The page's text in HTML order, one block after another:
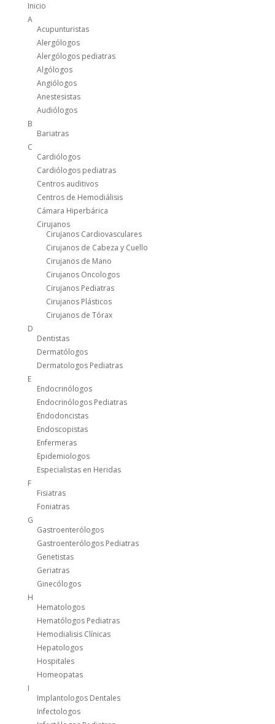
Inicio
A
Acupunturistas
Alergólogos
Alergólogos pediatras
Algólogos
Angiólogos
Anestesistas
Audiólogos
B
Bariatras
C
Cardiólogos
Cardiólogos pediatras
Centros auditivos
Centros de Hemodiálisis
Cámara Hiperbárica
Cirujanos
Cirujanos Cardiovasculares
Cirujanos de Cabeza y Cuello
Cirujanos de Mano
Cirujanos Oncologos
Cirujanos Pediatras
Cirujanos Plásticos
Cirujanos de Tórax
D
Dentistas
Dermatólogos
Dermatologos Pediatras
E
Endocrinólogos
Endocrinólogos Pediatras
Endodoncistas
Endoscopistas
Enfermeras
Epidemiologos
Especialistas en Heridas
F
Fisiatras
Foniatras
G
Gastroenterólogos
Gastroenterólogos Pediatras
Genetistas
Geriatras
Ginecólogos
H
Hematologos
Hematólogos Pediatras
Hemodialisis Clínicas
Hepatologos
Hospitales
Homeopatas
I
Implantologos Dentales
Infectologos